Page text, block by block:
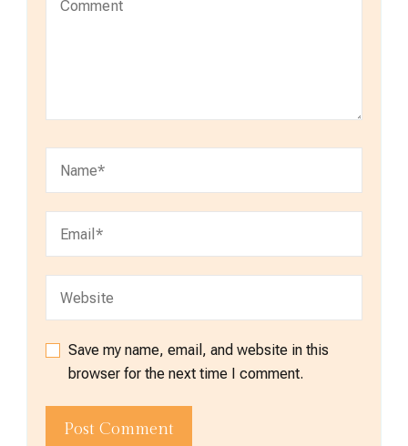
Save my name, email, and website in this
browser for the next time I comment.